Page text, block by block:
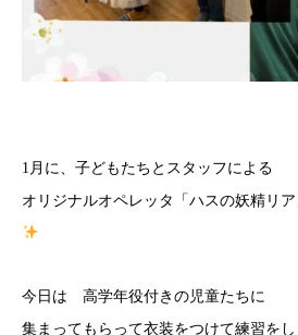
1月に、子どもたちとスタッフによる
オリジナルオペレッタ「ハスの妖精リ
今日は 高学年役付きの児童たちに
集まってもらって衣装をつけて練習を